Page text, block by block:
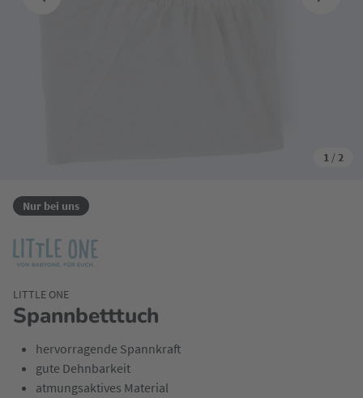
1 / 2
Nur bei uns
Spannbetttuch
LITTLE ONE
hervorragende Spannkraft
gute Dehnbarkeit
atmungsaktives Material